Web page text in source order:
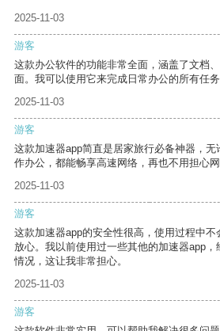
2025-11-03
游客
这款办公软件的功能非常全面，涵盖了文档
面。我可以使用它来完成日常办公的所有任务
2025-11-03
游客
这款加速器app简直是居家旅行必备神器，
作办公，都能畅享高速网络，再也不用担心网
2025-11-03
游客
这款加速器app的安全性很高，使用过程中
放心。我以前使用过一些其他的加速器app
情况，这让我非常担心。
2025-11-03
游客